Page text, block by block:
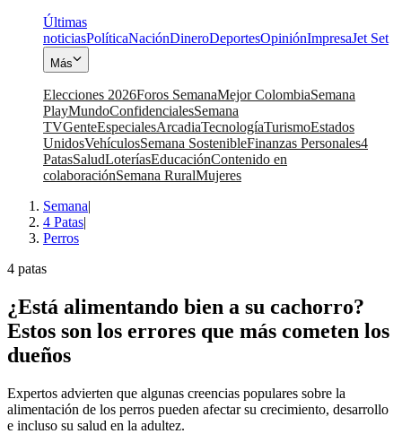
Últimas
noticiasPolíticaNaciónDineroDeportesOpiniónImpresaJet Set
Más
Elecciones 2026Foros SemanaMejor ColombiaSemana
PlayMundoConfidencialesSemana
TVGenteEspecialesArcadiaTecnologíaTurismoEstados
UnidosVehículosSemana SostenibleFinanzas Personales4
PatasSaludLoteríasEducaciónContenido en
colaboraciónSemana RuralMujeres
Semana|
4 Patas|
Perros
4 patas
¿Está alimentando bien a su cachorro?
Estos son los errores que más cometen los
dueños
Expertos advierten que algunas creencias populares sobre la
alimentación de los perros pueden afectar su crecimiento, desarrollo
e incluso su salud en la adultez.